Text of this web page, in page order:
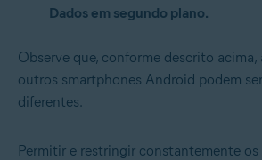
Dados em segundo plano.
Observe que, conforme descrito acima,
outros smartphones Android podem
diferentes.
Permitir e restringir constantemente os